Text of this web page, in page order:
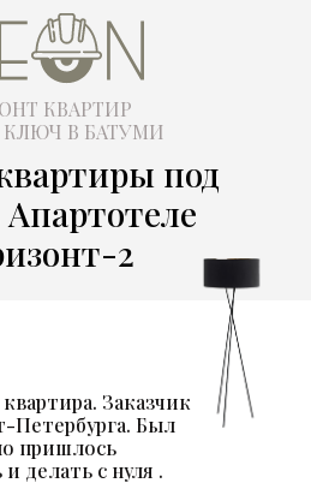
под
2
КВАРТИР
В БАТУМИ
Заказчик
Петербурга. Был
пришлось
делать с нуля .